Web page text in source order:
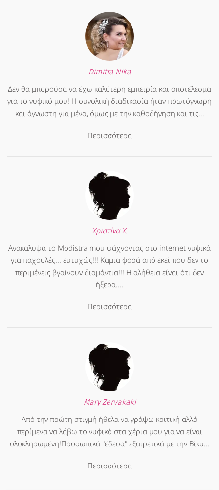
Dimitra Nika
Δεν θα μπορούσα να έχω καλύτερη εμπειρία και αποτέλεσμα
για το νυφικό μου! Η συνολική διαδικασία ήταν πρωτόγνωρη
και άγνωστη για μένα, όμως με την καθοδήγηση και τις...
Περισσότερα
Χριστίνα Χ.
Ανακαλυψα το Modistra mou ψάχνοντας στο internet νυφικά
για παχουλές... ευτυχώς!!! Καμια φορά από εκεί που δεν το
περιμένεις βγαίνουν διαμάντια!!! Η αλήθεια είναι ότι δεν
ήξερα....
Περισσότερα
Mary Zervakaki
Από την πρώτη στιγμή ήθελα να γράψω κριτική αλλά
περίμενα να λάβω το νυφικό στα χέρια μου για να είναι
ολοκληρωμένη!Προσωπικά "έδεσα" εξαιρετικά με την Βίκυ...
Περισσότερα